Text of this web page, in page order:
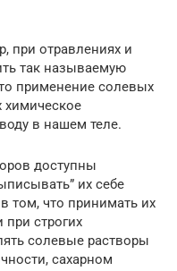
при отравлениях и
так называемую
применение солевых
химическое
в нашем теле.
доступны
их себе
том, что принимать их
строгих
солевые растворы
сахарном